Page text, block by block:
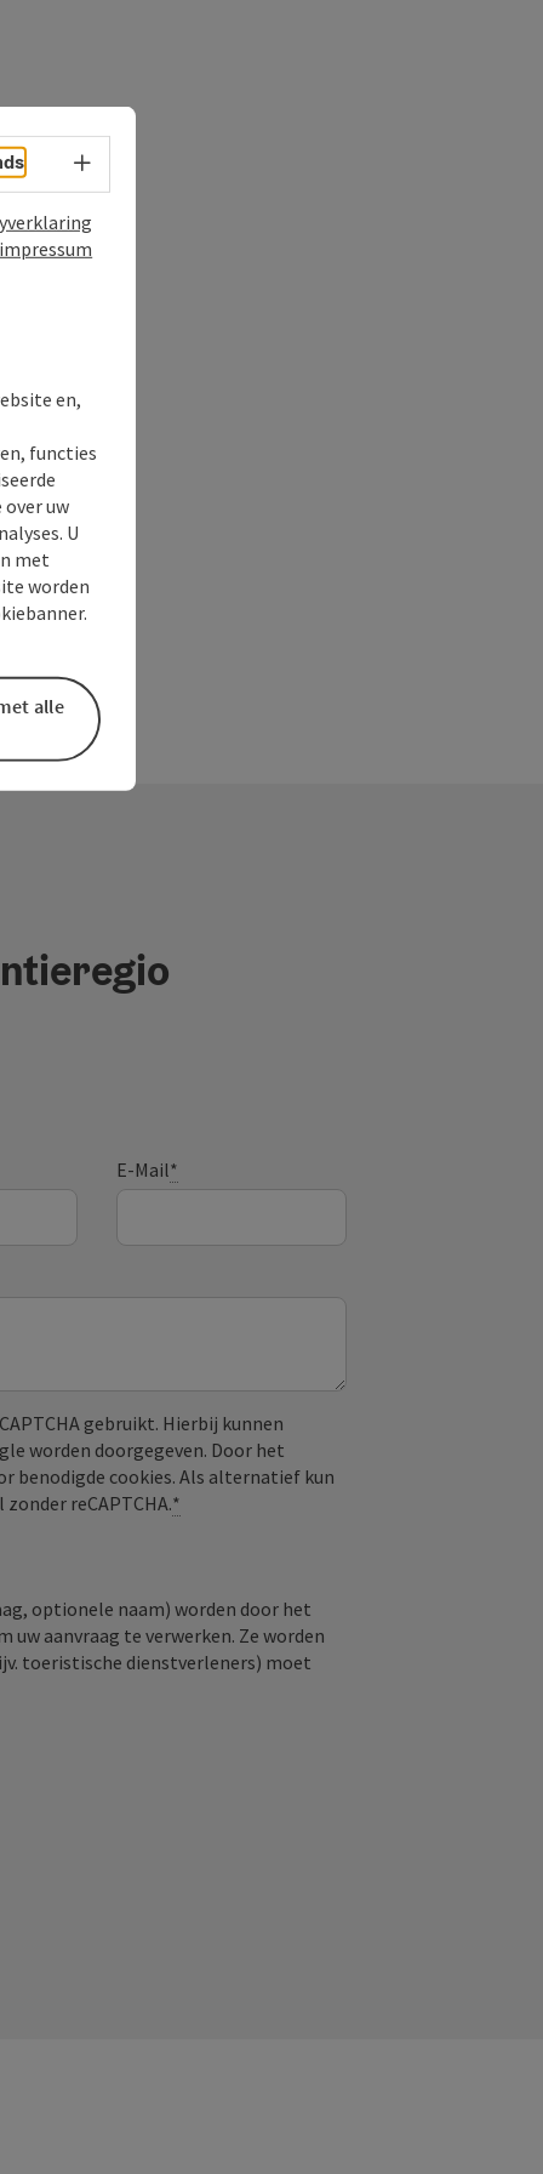
E-Mail*
gebruikt. Hierbij kunnen
worden doorgegeven. Door het
benodigde cookies. Als alternatief kun
reCAPTCHA.*
optionele naam) worden door het
aanvraag te verwerken. Ze worden
toeristische dienstverleners) moet
Taalkeuze - menu openen
impressum
en,
functies
uw
U
met
worden
alle